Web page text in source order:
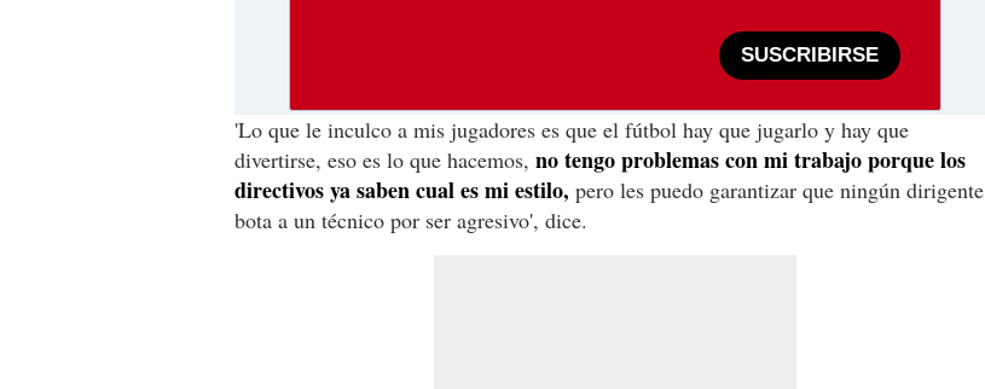
SUSCRIBIRSE
'Lo que le inculco a mis jugadores es que el fútbol hay que jugarlo y hay que
divertirse, eso es lo que hacemos, no tengo problemas con mi trabajo porque los
directivos ya saben cual es mi estilo, pero les puedo garantizar que ningún dirigente
bota a un técnico por ser agresivo', dice.